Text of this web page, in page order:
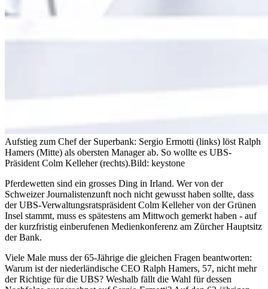
Aufstieg zum Chef der Superbank: Sergio Ermotti (links) löst Ralph
Hamers (Mitte) als obersten Manager ab. So wollte es UBS-
Präsident Colm Kelleher (rechts).Bild: keystone
Pferdewetten sind ein grosses Ding in Irland. Wer von der
Schweizer Journalistenzunft noch nicht gewusst haben sollte, dass
der UBS-Verwaltungsratspräsident Colm Kelleher von der Grünen
Insel stammt, muss es spätestens am Mittwoch gemerkt haben - auf
der kurzfristig einberufenen Medienkonferenz am Zürcher Hauptsitz
der Bank.
Viele Male muss der 65-Jährige die gleichen Fragen beantworten:
Warum ist der niederländische CEO Ralph Hamers, 57, nicht mehr
der Richtige für die UBS? Weshalb fällt die Wahl für dessen